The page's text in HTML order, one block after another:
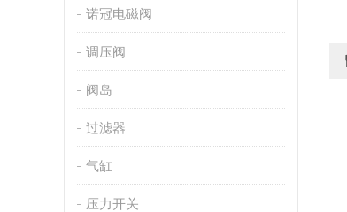
诺冠电磁阀
调压阀
阀岛
过滤器
气缸
压力开关